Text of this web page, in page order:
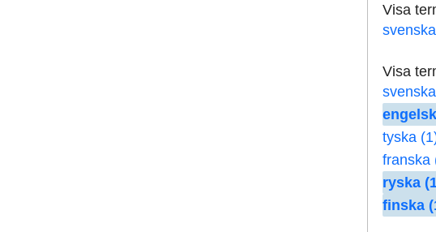
Visa
Visa
tyska
franska
ryska
finska